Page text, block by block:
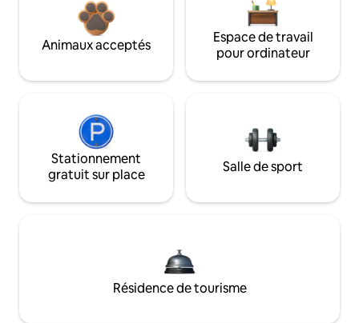
Animaux acceptés
Espace de travail
pour ordinateur
Stationnement
gratuit sur place
Salle de sport
Résidence de tourisme